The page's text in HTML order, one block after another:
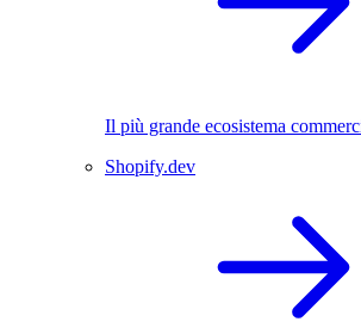
Il più grande ecosistema
Shopify.dev